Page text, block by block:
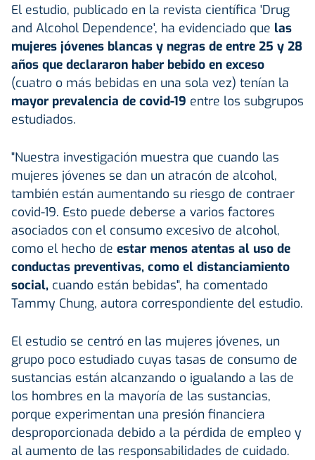
El estudio, publicado en la revista científica 'Drug
and Alcohol Dependence', ha evidenciado que las
mujeres jóvenes blancas y negras de entre 25 y 28
años que declararon haber bebido en exceso
(cuatro o más bebidas en una sola vez) tenían la
mayor prevalencia de covid-19 entre los subgrupos
estudiados.
"Nuestra investigación muestra que cuando las
mujeres jóvenes se dan un atracón de alcohol,
también están aumentando su riesgo de contraer
covid-19. Esto puede deberse a varios factores
asociados con el consumo excesivo de alcohol,
como el hecho de estar menos atentas al uso de
conductas preventivas, como el distanciamiento
social, cuando están bebidas", ha comentado
Tammy Chung, autora correspondiente del estudio.
El estudio se centró en las mujeres jóvenes, un
grupo poco estudiado cuyas tasas de consumo de
sustancias están alcanzando o igualando a las de
los hombres en la mayoría de las sustancias,
porque experimentan una presión financiera
desproporcionada debido a la pérdida de empleo y
al aumento de las responsabilidades de cuidado.